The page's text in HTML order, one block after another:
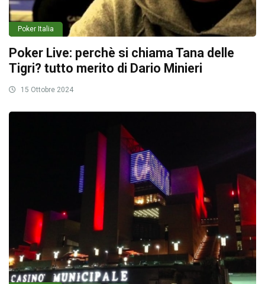
Poker Italia
Poker Live: perchè si chiama Tana delle
Tigri? tutto merito di Dario Minieri
15 Ottobre 2024